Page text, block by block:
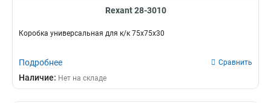
Rexant 28-3010
Коробка универсальная для к/к 75х75х30
Подробнее Сравнить
Наличие: Нет на складе